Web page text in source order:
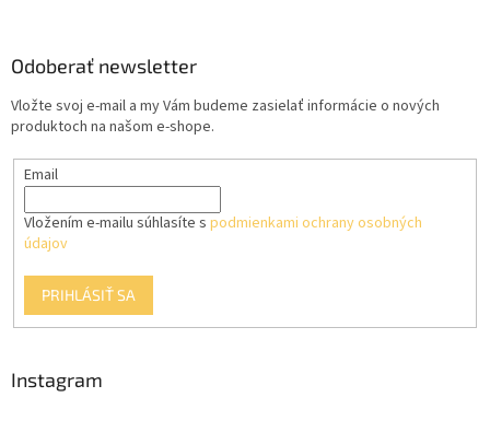
Odoberať newsletter
Vložte svoj e-mail a my Vám budeme zasielať informácie o nových
produktoch na našom e-shope.
Email
Vložením e-mailu súhlasíte s podmienkami ochrany osobných
údajov
PRIHLÁSIŤ SA
Instagram